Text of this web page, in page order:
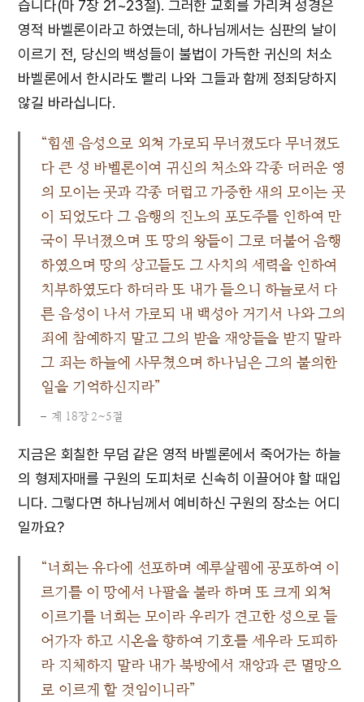
습니다(마 7장 21~23절). 그러한 교회를 가리켜 성경은
영적 바벨론이라고 하였는데, 하나님께서는 심판의 날이
이르기 전, 당신의 백성들이 불법이 가득한 귀신의 처소
바벨론에서 한시라도 빨리 나와 그들과 함께 정죄당하지
않길 바라십니다.
“힘센 음성으로 외쳐 가로되 무너졌도다 무너졌도
다 큰 성 바벨론이여 귀신의 처소와 각종 더러운 영
의 모이는 곳과 각종 더럽고 가증한 새의 모이는 곳
이 되었도다 그 음행의 진노의 포도주를 인하여 만
국이 무너졌으며 또 땅의 왕들이 그로 더불어 음행
하였으며 땅의 상고들도 그 사치의 세력을 인하여
치부하였도다 하더라 또 내가 들으니 하늘로서 다
른 음성이 나서 가로되 내 백성아 거기서 나와 그의
죄에 참예하지 말고 그의 받을 재앙들을 받지 말라
그 죄는 하늘에 사무쳤으며 하나님은 그의 불의한
일을 기억하신지라”
계 18장 2~5절
지금은 회칠한 무덤 같은 영적 바벨론에서 죽어가는 하늘
의 형제자매를 구원의 도피처로 신속히 이끌어야 할 때입
니다. 그렇다면 하나님께서 예비하신 구원의 장소는 어디
일까요?
“너희는 유다에 선포하며 예루살렘에 공포하여 이
르기를 이 땅에서 나팔을 불라 하며 또 크게 외쳐
이르기를 너희는 모이라 우리가 견고한 성으로 들
어가자 하고 시온을 향하여 기호를 세우라 도피하
라 지체하지 말라 내가 북방에서 재앙과 큰 멸망으
로 이르게 할 것임이니라”